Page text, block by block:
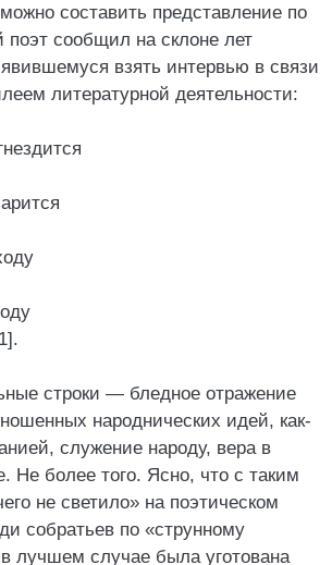
составить представление по
поэт сообщил на склоне лет
явившемуся взять интервью в связи
литературной деятельности:
строки — бледное отражение
народнических идей, как-
служение народу, вера в
Не более того. Ясно, что с таким
не светило» на поэтическом
собратьев по «струнному
лучшем случае была уготована